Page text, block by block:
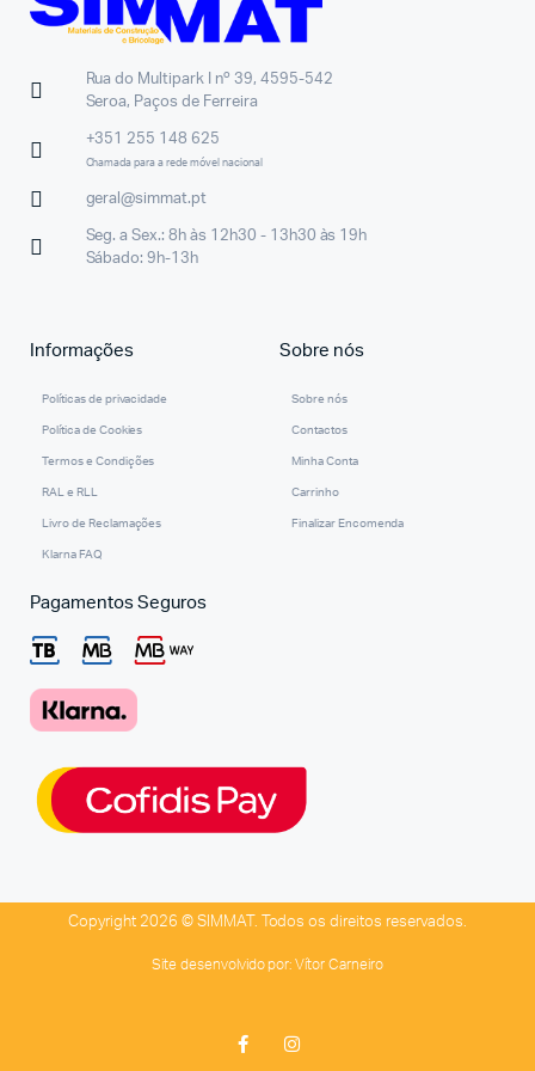
Rua do Multipark I nº 39, 4595-542
Seroa, Paços de Ferreira
+351 255 148 625
Chamada para a rede móvel nacional
geral@simmat.pt
Seg. a Sex.: 8h às 12h30 - 13h30 às 19h
Sábado: 9h-13h
Informações
Políticas de privacidade
Política de Cookies
Termos e Condições
RAL e RLL
Livro de Reclamações
Klarna FAQ
Sobre nós
Sobre nós
Contactos
Minha Conta
Carrinho
Finalizar Encomenda
Pagamentos Seguros
Copyright 2026 © SIMMAT. Todos os direitos reservados.
Site desenvolvido por: Vítor Carneiro